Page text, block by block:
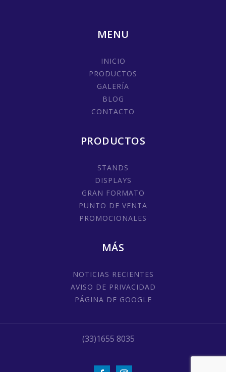
MENU
INICIO
PRODUCTOS
GALERÍA
BLOG
CONTACTO
PRODUCTOS
STANDS
DISPLAYS
GRAN FORMATO
PUNTO DE VENTA
PROMOCIONALES
MÁS
NOTICIAS RECIENTES
AVISO DE PRIVACIDAD
PÁGINA DE GOOGLE
(33)1655 8035